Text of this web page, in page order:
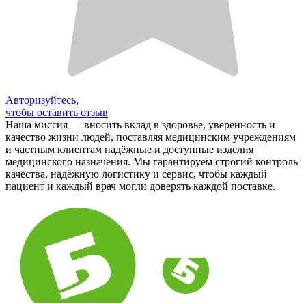
Авторизуйтесь,
чтобы оставить отзыв
Наша миссия — вносить вклад в здоровье, уверенность и
качество жизни людей, поставляя медицинским учреждениям
и частным клиентам надёжные и доступные изделия
медицинского назначения. Мы гарантируем строгий контроль
качества, надёжную логистику и сервис, чтобы каждый
пациент и каждый врач могли доверять каждой поставке.